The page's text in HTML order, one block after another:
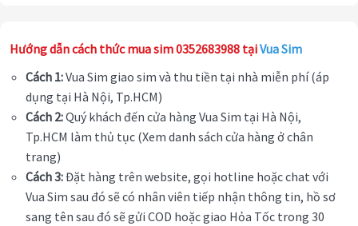
Hướng dẫn cách thức mua sim 0352683988 tạiVua Sim
Cách 1:Vua Sim giao sim và thu tiền tại nhà miễn phí (áp
dụng tại Hà Nội, Tp.HCM)
Cách 2:Quý khách đến cửa hàng Vua Sim tại Hà Nội,
Tp.HCM làm thủ tục (Xem danh sách cửa hàng ở chân
trang)
Cách 3:Đặt hàng trên website, gọi hotline hoặc chat với
Vua Sim sau đó sẽ có nhân viên tiếp nhận thông tin, hồ sơ
sang tên sau đó sẽ gửi COD hoặc giao Hỏa Tốc trong 30